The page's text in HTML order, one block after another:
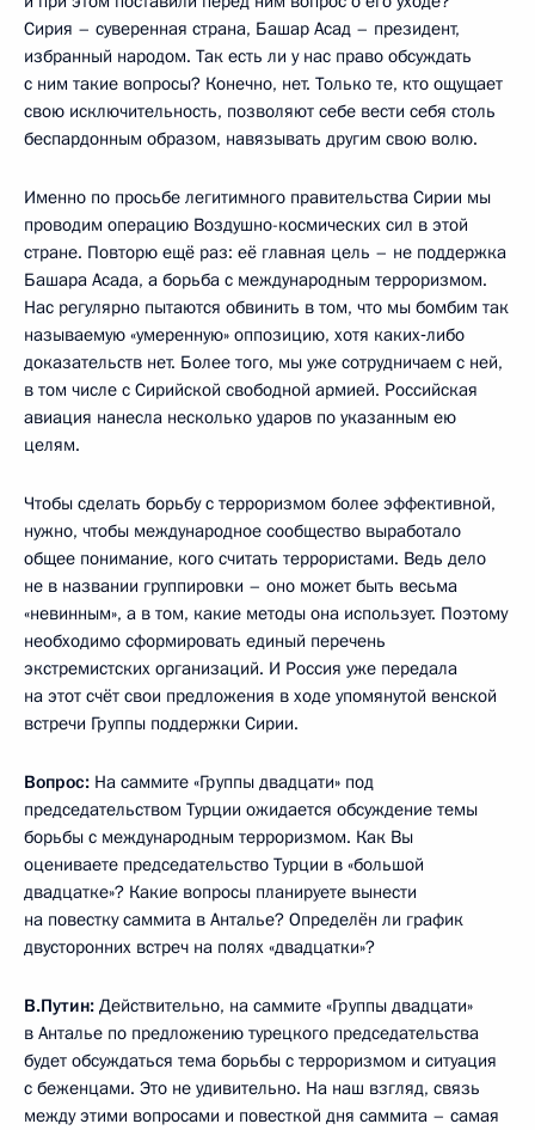
Сирия – суверенная страна, Башар Асад – президент,
избранный народом. Так есть ли у нас право обсуждать
с ним такие вопросы? Конечно, нет. Только те, кто ощущает
свою исключительность, позволяют себе вести себя столь
беспардонным образом, навязывать другим свою волю.
Именно по просьбе легитимного правительства Сирии мы
проводим операцию Воздушно-космических сил в этой
стране. Повторю ещё раз: её главная цель – не поддержка
Башара Асада, а борьба с международным терроризмом.
Нас регулярно пытаются обвинить в том, что мы бомбим так
называемую «умеренную» оппозицию, хотя каких‑либо
доказательств нет. Более того, мы уже сотрудничаем с ней,
в том числе с Сирийской свободной армией. Российская
авиация нанесла несколько ударов по указанным ею
целям.
Чтобы сделать борьбу с терроризмом более эффективной,
нужно, чтобы международное сообщество выработало
общее понимание, кого считать террористами. Ведь дело
не в названии группировки – оно может быть весьма
«невинным», а в том, какие методы она использует. Поэтому
необходимо сформировать единый перечень
экстремистских организаций. И Россия уже передала
на этот счёт свои предложения в ходе упомянутой венской
встречи Группы поддержки Сирии.
Вопрос: На саммите «Группы двадцати» под
председательством Турции ожидается обсуждение темы
борьбы с международным терроризмом. Как Вы
оцениваете председательство Турции в «большой
двадцатке»? Какие вопросы планируете вынести
на повестку саммита в Анталье? Определён ли график
двусторонних встреч на полях «двадцатки»?
В.Путин: Действительно, на саммите «Группы двадцати»
в Анталье по предложению турецкого председательства
будет обсуждаться тема борьбы с терроризмом и ситуация
с беженцами. Это не удивительно. На наш взгляд, связь
между этими вопросами и повесткой дня саммита – самая